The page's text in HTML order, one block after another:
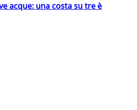
acque: una costa su tre è